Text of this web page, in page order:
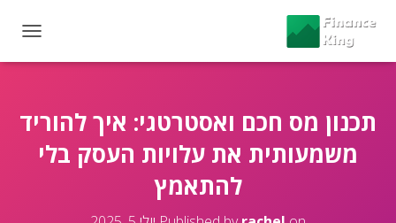
O
E
תכנון מס חכם ואסטרטגי: איך להוריד
משמעותית את עלויות העסק בלי
להתאמץ